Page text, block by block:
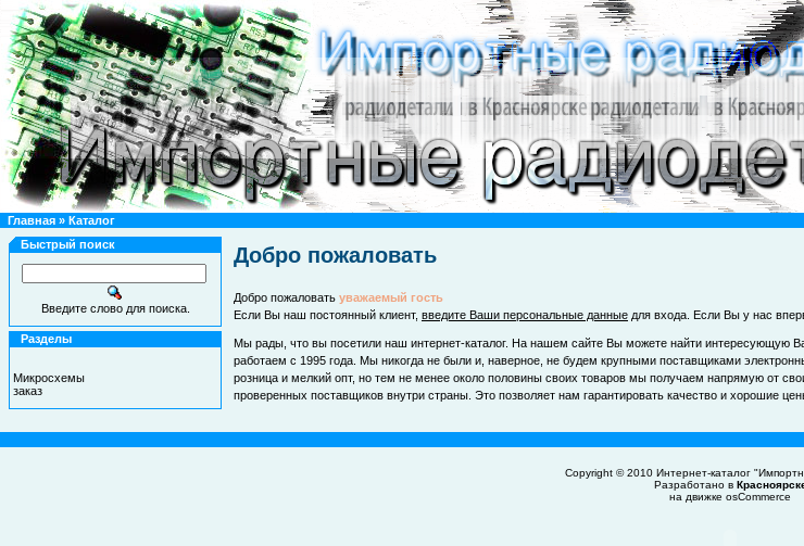
Главная » Каталог
Быстрый поиск
Введите слово для поиска.
Разделы
Микросхемы
заказ
Добро пожаловать
Добро пожаловать уважаемый гость
Если Вы наш постоянный клиент, введите Ваши персональные данные для входа. Если Вы у нас
Мы рады, что вы посетили наш интернет-каталог. На нашем сайте Вы можете найти
работаем с 1995 года. Мы никогда не были и, наверное, не будем крупными поставщиками
розница и мелкий опт, но тем не менее около половины своих товаров мы получаем напрямую от
проверенных поставщиков внутри страны. Это позволяет нам гарантировать качество и хорошие
Copyright © 2010 Интернет-каталог
Разработано в
на движке osCommerce